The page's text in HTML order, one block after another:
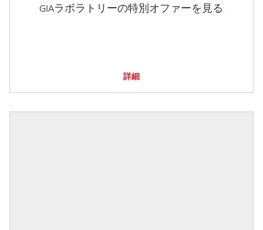
GIAラボラトリーの特別オファーを見る
詳細